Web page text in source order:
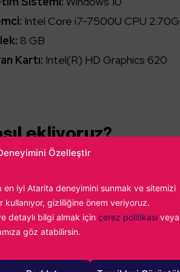
Özelleştir
en iyi Atarita deneyimini sunmak ve sitemizi
gizliliğine önem veriyoruz.
detaylı bilgi almak için çerez politikası veya
göz atabilirsin.
Intel Core i7-7500U CPU
8 GB
Kartı: Intel(R) HD Graphics 620
ekliyoruz?
uygulamanız yeterli olacaktır;
oluşturun.